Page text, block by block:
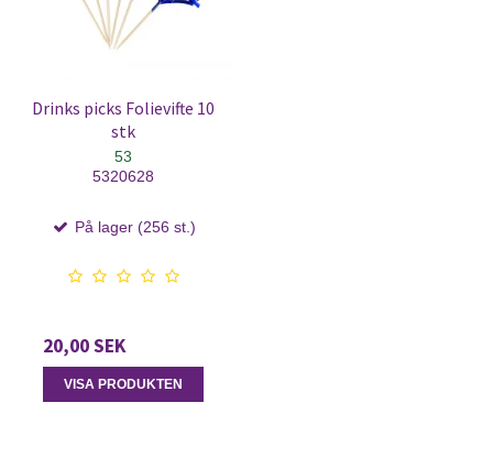
Drinks picks Folievifte 10
stk
53
5320628
På lager (256 st.)
20,00 SEK
VISA PRODUKTEN